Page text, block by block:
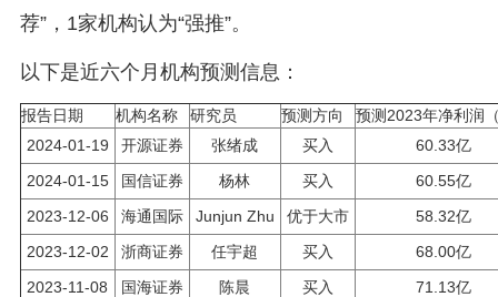
荐”，1家机构认为“强推”。
以下是近六个月机构预测信息：
报告日期 机构名称 研究员 预测方向
预测2023年净利润
2024-01-19
开源证券 张绪成 买入
60.33亿
2024-01-15
国信证券 杨林 买入
60.55亿
2023-12-06
海通国际 Junjun Zhu 优于大市
58.32亿
2023-12-02
浙商证券 任宇超 买入
68.00亿
2023-11-08
国海证券 陈晨 买入
71.13亿